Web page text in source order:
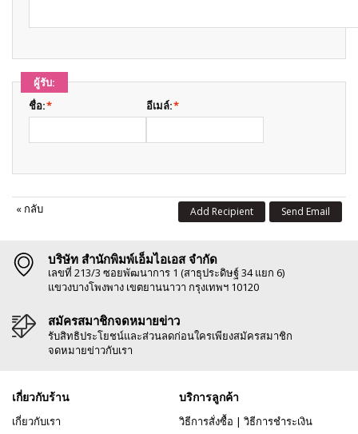
ผู้รับ:
*
ชื่อ: *
อีเมล์:
« กลับ Send Email
Add Recipient
บริษัท สำนักพิมพ์เอ็มไอเอส จำกัด
เลขที่ 213/3 ซอยพัฒนาการ 1 (สาธุประดิษฐ์ 34 แยก 6)
แขวงบางโพงพาง เขตยานนาวา กรุงเทพฯ 10120
สมัครสมาชิกจดหมายข่าว
รับสิทธิประโยชน์และส่วนลดก่อนใครเพียงสมัครสมาชิก
จดหมายข่าวกับเรา
เกี่ยวกับร้าน
เกี่ยวกับเรา
บริการลูกค้า
วิธีการสั่งซื้อ | วิธีการชำระเงิน